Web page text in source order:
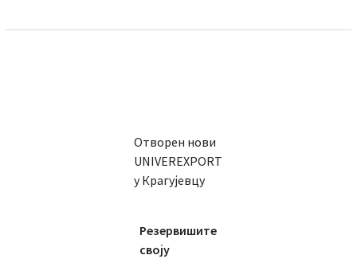
Отворен нови
UNIVEREXPORT
у Крагујевцу
Резервишите
своју